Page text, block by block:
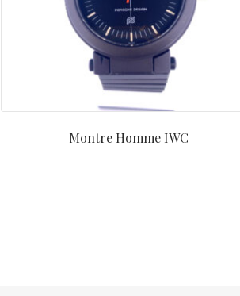
Montre Homme IWC